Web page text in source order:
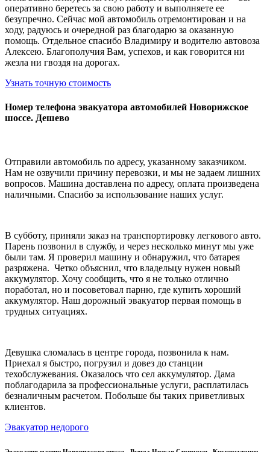
оперативно беретесь за свою работу и выполняете ее
безупречно. Сейчас мой автомобиль отремонтирован и на
ходу, радуюсь и очередной раз благодарю за оказанную
помощь. Отдельное спасибо Владимиру и водителю автовоза
Алексею. Благополучия Вам, успехов, и как говорится ни
жезла ни гвоздя на дорогах.
Узнать точную стоимость
Номер телефона эвакуатора автомобилей Новорижское
шоссе. Дешево
Отправили автомобиль по адресу, указанному заказчиком.
Нам не озвучили причину перевозки, и мы не задаем лишних
вопросов. Машина доставлена по адресу, оплата произведена
наличными. Спасибо за использование наших услуг.
В субботу, приняли заказ на транспортировку легкового авто.
Парень позвонил в службу, и через несколько минут мы уже
были там. Я проверил машину и обнаружил, что батарея
разряжена. Четко объяснил, что владельцу нужен новый
аккумулятор. Хочу сообщить, что я не только отлично
поработал, но и посоветовал парню, где купить хороший
аккумулятор. Наш дорожный эвакуатор первая помощь в
трудных ситуациях.
Девушка сломалась в центре города, позвонила к нам.
Приехал я быстро, погрузил и довез до станции
техобслужевания. Оказалось что сел аккумулятор. Дама
поблагодарила за профессиональные услуги, расплатилась
безналичным расчетом. Побольше бы таких приветливых
клиентов.
Эвакуатор недорого